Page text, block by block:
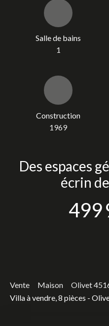
Salle de bains
1
Construction
1969
Des espaces
écrin
499
Vente Maison
Olivet
Villa à vendre, 8 pièces -